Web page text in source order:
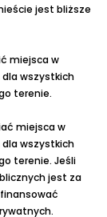
jest bliższe
miejsca w
wszystkich
terenie.
miejsca w
wszystkich
terenie. Jeśli
jest za